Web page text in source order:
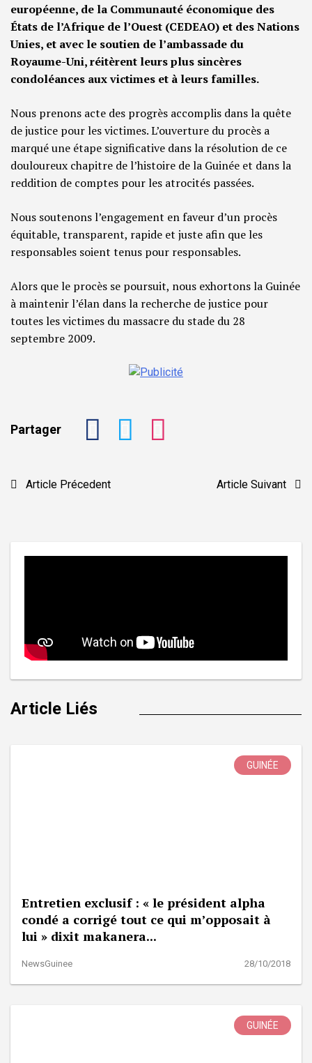
européenne, de la Communauté économique des
États de l’Afrique de l’Ouest (CEDEAO) et des Nations
Unies, et avec le soutien de l’ambassade du
Royaume-Uni, réitèrent leurs plus sincères
condoléances aux victimes et à leurs familles.
Nous prenons acte des progrès accomplis dans la quête
de justice pour les victimes. L’ouverture du procès a
marqué une étape significative dans la résolution de ce
douloureux chapitre de l’histoire de la Guinée et dans la
reddition de comptes pour les atrocités passées.
Nous soutenons l’engagement en faveur d’un procès
équitable, transparent, rapide et juste afin que les
responsables soient tenus pour responsables.
Alors que le procès se poursuit, nous exhortons la Guinée
à maintenir l’élan dans la recherche de justice pour
toutes les victimes du massacre du stade du 28
septembre 2009.
Partager
Article Précedent Article Suivant
Article Liés
GUINÉE
Entretien exclusif : « le président alpha
condé a corrigé tout ce qui m’opposait à
lui » dixit makanera...
NewsGuinee 28/10/2018
GUINÉE